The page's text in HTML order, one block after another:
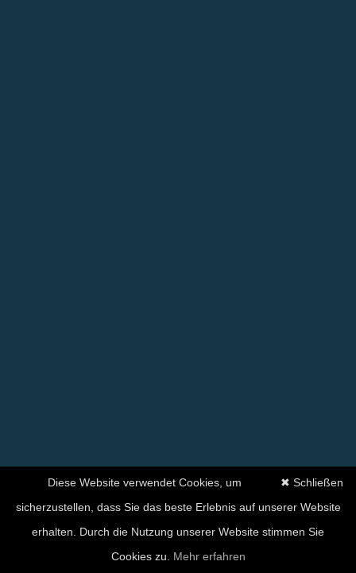
✖ Schließen
Diese Website verwendet Cookies, um
sicherzustellen, dass Sie das beste Erlebnis auf unserer Website
erhalten. Durch die Nutzung unserer Website stimmen Sie
Cookies zu. Mehr erfahren